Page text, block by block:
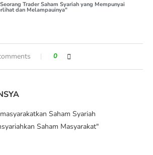
Trader Saham Syariah yang Mempunyai
dan Melampauinya"
0
Saham Syariah
Saham Masyarakat"